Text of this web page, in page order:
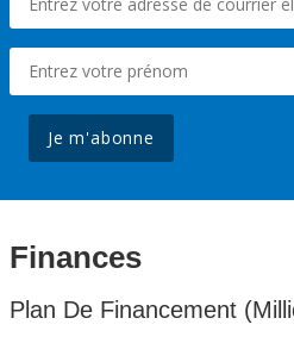
Je m'abonne
Finances
Plan De Financement